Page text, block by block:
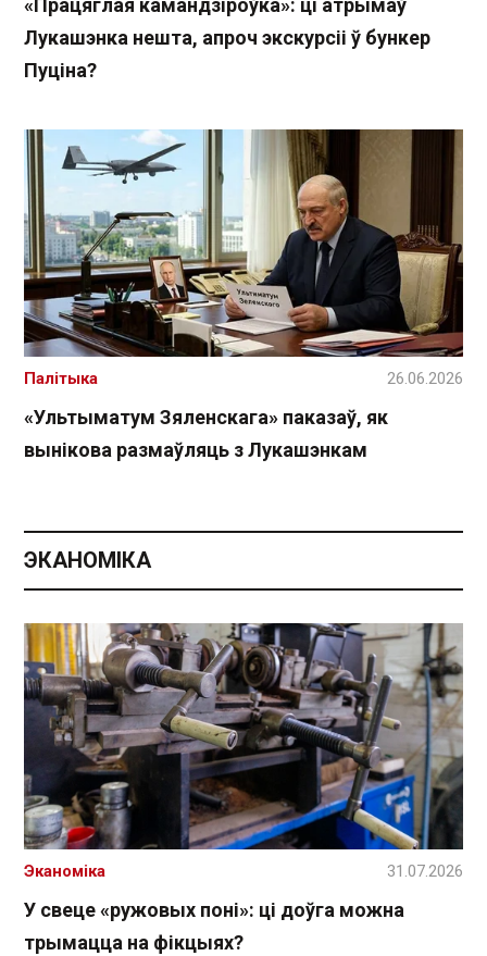
«Працяглая камандзіроўка»: ці атрымаў
Лукашэнка нешта, апроч экскурсіі ў бункер
Пуціна?
«Ультыматум Зяленскага» паказаў, як
вынікова размаўляць з Лукашэнкам
Палітыка 26.06.2026
ЭКАНОМІКА
У свеце «ружовых поні»: ці доўга можна
трымацца на фікцыях?
Эканоміка 31.07.2026